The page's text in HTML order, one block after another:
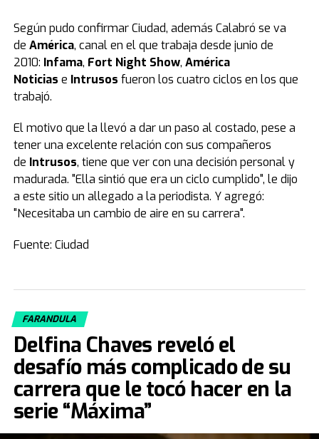
Según pudo confirmar Ciudad, además Calabró se va
de América, canal en el que trabaja desde junio de
2010: Infama, Fort Night Show, América
Noticias e Intrusos fueron los cuatro ciclos en los que
trabajó.
El motivo que la llevó a dar un paso al costado, pese a
tener una excelente relación con sus compañeros
de Intrusos, tiene que ver con una decisión personal y
madurada. "Ella sintió que era un ciclo cumplido", le dijo
a este sitio un allegado a la periodista. Y agregó:
"Necesitaba un cambio de aire en su carrera".
Fuente: Ciudad
FARANDULA
Delfina Chaves reveló el
desafío más complicado de su
carrera que le tocó hacer en la
serie “Máxima”